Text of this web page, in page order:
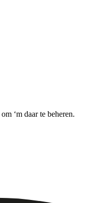
om ‘m daar te beheren.